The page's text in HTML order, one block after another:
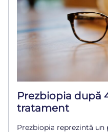
Prezbiopia după
tratament
Prezbiopia reprezintă